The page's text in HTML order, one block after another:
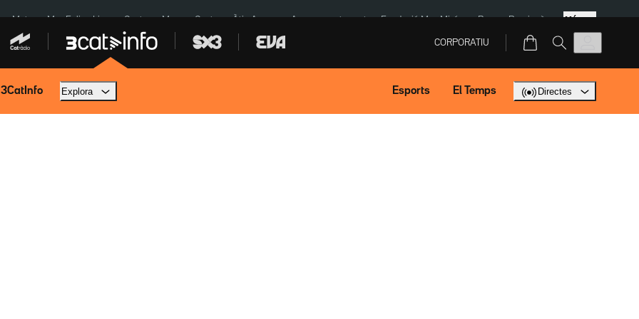
a Meta Mor Felipe Lipe Ceuta Menors Ceuta Àtic Ayuso Aparcament agost Fundació Mas Miró eBay Perpinyà Més
CORPORATIU
3CatInfo Explora Esports El Temps Directes